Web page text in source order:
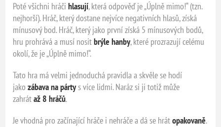
Poté všichni hráčihlasují, která odpověď je „Úplně mimo!“ (tzn.
nejhorší). Hráč, který dostane nejvíce negativních hlasů, získá
mínusový bod. Hráč, který jako první získá 5 mínusových bodů,
hru prohrává a musí nositbrýle hanby, které prozrazují celému
okolí, že je „Úplně mimo!“.
Tato hra má velmi jednoduchá pravidla a skvěle se hodí
jakozábava na pártys více lidmi. Naráz si ji totiž může
zahrátaž 8 hráčů.
Je vhodná pro začínající hráče i nehráče a dá se hrátopakovaně.